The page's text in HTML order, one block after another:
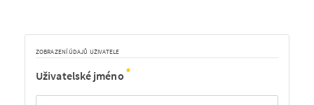
ZOBRAZENÍ ÚDAJŮ UŽIVATELE
Uživatelské jméno